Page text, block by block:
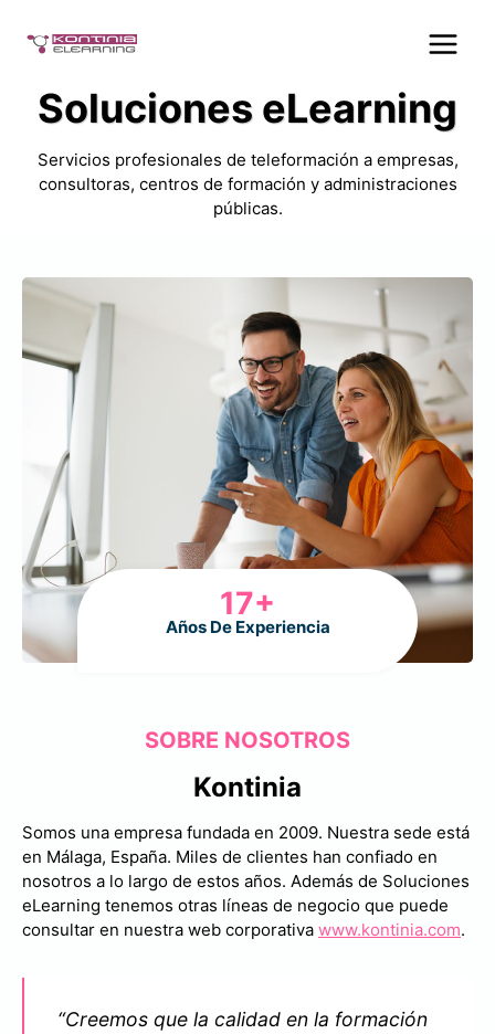
contenido
Soluciones eLearning
Servicios profesionales de teleformación a empresas,
consultoras, centros de formación y administraciones
públicas.
17+
Años De Experiencia
SOBRE NOSOTROS
Kontinia
Somos una empresa fundada en 2009. Nuestra sede está
en Málaga, España. Miles de clientes han confiado en
nosotros a lo largo de estos años. Además de Soluciones
eLearning tenemos otras líneas de negocio que puede
consultar en nuestra web corporativa www.kontinia.com.
“Creemos que la calidad en la formación